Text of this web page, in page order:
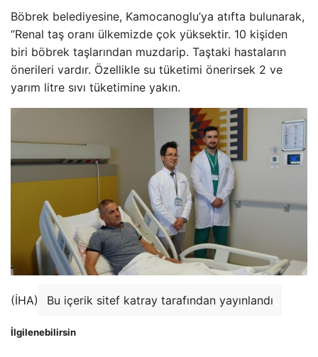
Böbrek belediyesine, Kamocanoglu’ya atıfta bulunarak,
“Renal taş oranı ülkemizde çok yüksektir. 10 kişiden
biri böbrek taşlarından muzdarip. Taştaki hastaların
önerileri vardır. Özellikle su tüketimi önerirsek 2 ve
yarım litre sıvı tüketimine yakın.
(İHA) Bu içerik sitef katray tarafından yayınlandı
İlgilenebilirsin